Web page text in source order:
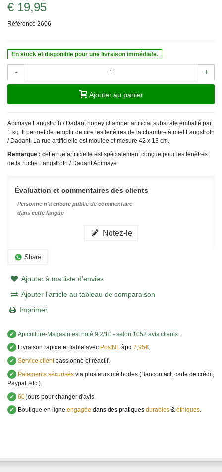
€ 19,95
Référence 2606
En stock et disponible pour une livraison immédiate.
- +
Ajouter au panier
Apimaye Langstroth / Dadant honey chamber artificial substrate emballé par
1 kg. Il permet de remplir de cire les fenêtres de la chambre à miel Langstroth
/ Dadant. La rue artificielle est moulée et mesure 42 x 13 cm.
Remarque : cette rue artificielle est spécialement conçue pour les fenêtres
de la ruche Langstroth / Dadant Apimaye.
Évaluation et commentaires des clients
Personne n'a encore publié de commentaire
dans cette langue
Notez-le
Share
Ajouter à ma liste d'envies
Ajouter l'article au tableau de comparaison
Imprimer
✔ Apiculture-Magasin est noté 9.2/10 - selon 1052 avis clients.
✔
Livraison rapide et fiable avec PostNL àpd 7,95€.
✔ Service clientpassionné et réactif.
✔
Paiements sécurisés via plusieurs méthodes (Bancontact, carte de crédit,
Paypal, etc.).
✔ 60 jours pour changer d'avis.
✔
Boutique en ligne engagée dans des pratiques durables & éthiques.